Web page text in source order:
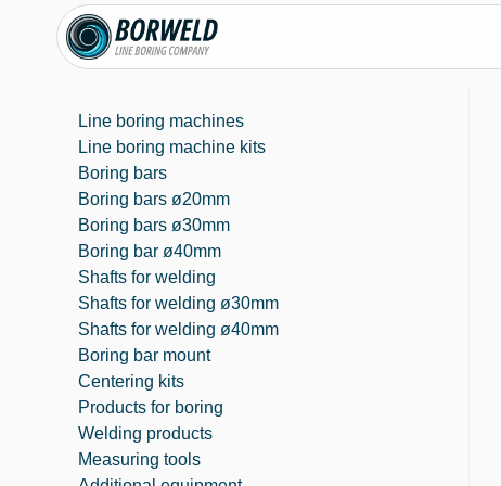
Line boring machines
Line boring machine kits
Boring bars
Boring bars ø20mm
Boring bars ø30mm
Boring bar ø40mm
Shafts for welding
Shafts for welding ø30mm
Shafts for welding ø40mm
Boring bar mount
Centering kits
Products for boring
Welding products
Measuring tools